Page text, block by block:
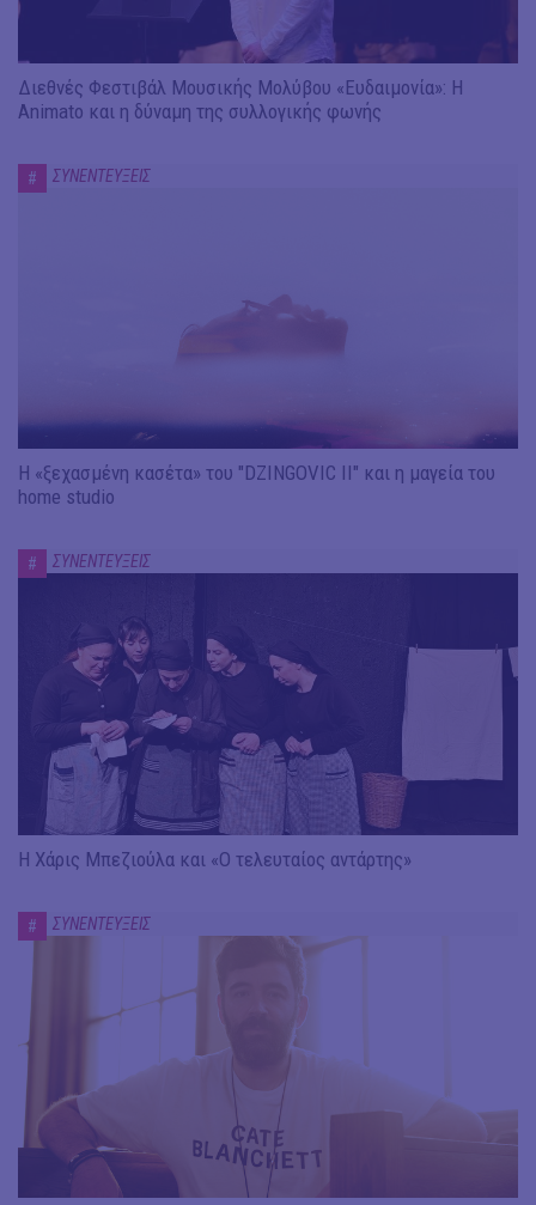
Διεθνές Φεστιβάλ Μουσικής Μολύβου «Ευδαιμονία»: Η
Animato και η δύναμη της συλλογικής φωνής
# ΣΥΝΕΝΤΕΥΞΕΙΣ
Η «ξεχασμένη κασέτα» του "DZINGOVIC II" και η μαγεία του
home studio
# ΣΥΝΕΝΤΕΥΞΕΙΣ
Η Χάρις Μπεζιούλα και «Ο τελευταίος αντάρτης»
# ΣΥΝΕΝΤΕΥΞΕΙΣ